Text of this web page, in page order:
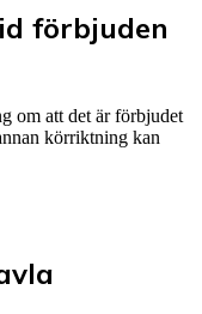
förbjuden
om att det är förbjudet
körriktning kan